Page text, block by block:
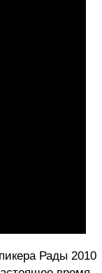
Рады 2010